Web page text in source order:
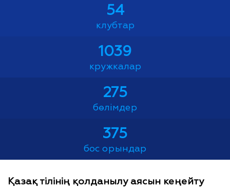
54
клубтар
1039
кружкалар
275
бөлімдер
375
бос орындар
Қазақ тілінің қолданылу аясын кеңейту